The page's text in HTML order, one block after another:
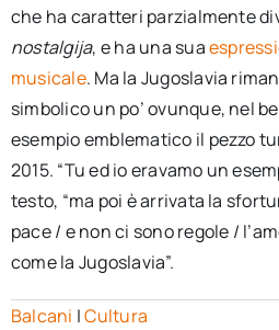
che ha caratteri parzialmente
nostalgija, e ha una sua
musicale. Ma la Jugoslavia
simbolico un po’ ovunque, nel
esempio emblematico il pezzo
2015. “Tu ed io eravamo un
testo, “ma poi è arrivata la
pace / e non ci sono regole /
come la Jugoslavia”.
Balcani |Cultura